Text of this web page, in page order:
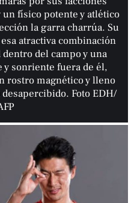
físico potente y atlético
la garra charrúa. Su
atractiva combinación
del campo y una
sonriente fuera de él,
rostro magnético y lleno
Foto EDH/